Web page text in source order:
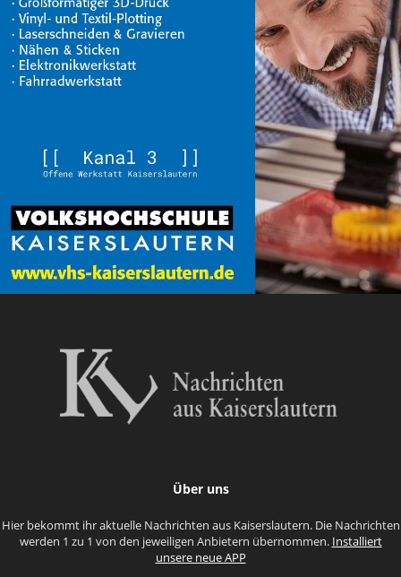
Über uns
Hier bekommt ihr aktuelle Nachrichten aus Kaiserslautern. Die Nachrichten
werden 1 zu 1 von den jeweiligen Anbietern übernommen. Installiert
unsere neue APP